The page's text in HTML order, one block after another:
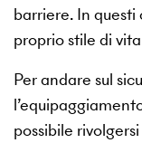
barriere. In questi
proprio stile di
Per andare sul
possibile